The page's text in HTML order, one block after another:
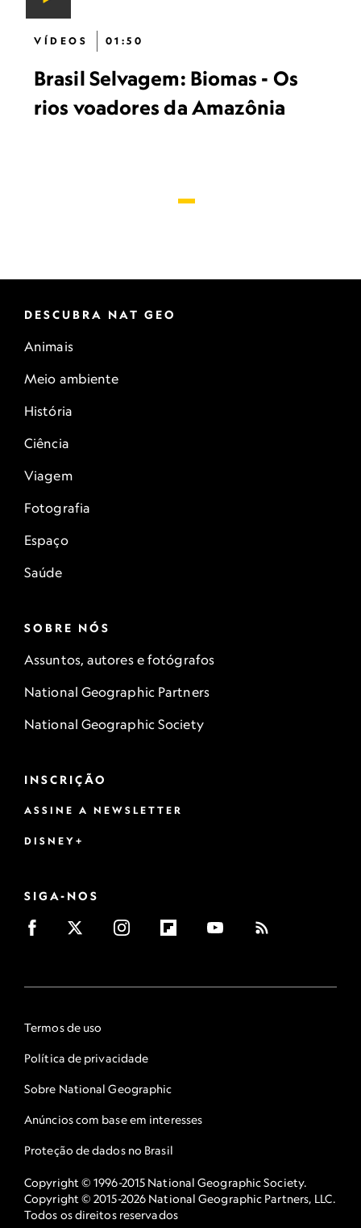
VÍDEOS 01:50
Brasil Selvagem: Biomas - Os
rios voadores da Amazônia
DESCUBRA NAT GEO
Animais
Meio ambiente
História
Ciência
Viagem
Fotografia
Espaço
Saúde
SOBRE NÓS
Assuntos, autores e fotógrafos
National Geographic Partners
National Geographic Society
INSCRIÇÃO
ASSINE A NEWSLETTER
DISNEY+
SIGA-NOS
Termos de uso
Política de privacidade
Sobre National Geographic
Anúncios com base em interesses
Proteção de dados no Brasil
Copyright © 1996-2015 National Geographic Society.
Copyright © 2015-2026 National Geographic Partners, LLC.
Todos os direitos reservados